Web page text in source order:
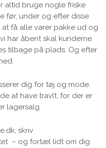
altid bruge nogle friske
før, under og efter disse
få alle varer pakke ud og
har åbent skal kunderne
tilbage på plads. Og efter
dig for tøj og mode.
at have travlt, for der er
lagersalg.
skriv
– og fortæl lidt om dig